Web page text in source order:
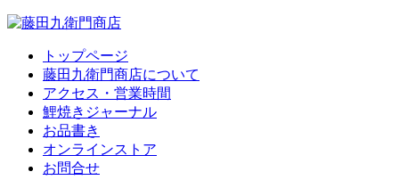
トップページ
藤田九衛門商店について
アクセス・営業時間
鯉焼きジャーナル
お品書き
オンラインストア
お問合せ